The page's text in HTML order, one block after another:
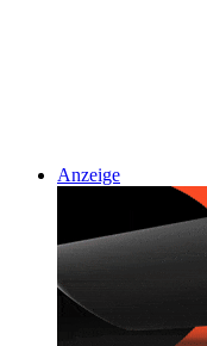
Anzeige